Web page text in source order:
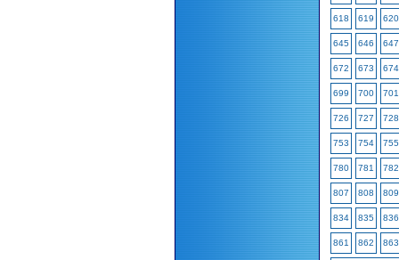
618 619 620
645 646 647
672 673 674
699 700 701
726 727 728
753 754 755
780 781 782
807 808 809
834 835 836
861 862 863